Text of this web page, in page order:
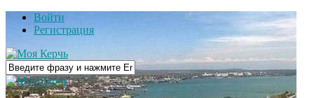
Войти
Регистрация